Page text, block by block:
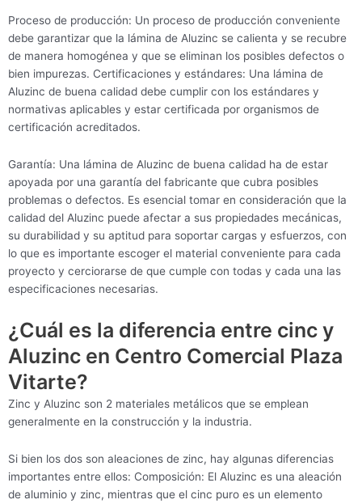
Proceso de producción: Un proceso de producción conveniente
debe garantizar que la lámina de Aluzinc se calienta y se recubre
de manera homogénea y que se eliminan los posibles defectos o
bien impurezas. Certificaciones y estándares: Una lámina de
Aluzinc de buena calidad debe cumplir con los estándares y
normativas aplicables y estar certificada por organismos de
certificación acreditados.
Garantía: Una lámina de Aluzinc de buena calidad ha de estar
apoyada por una garantía del fabricante que cubra posibles
problemas o defectos. Es esencial tomar en consideración que la
calidad del Aluzinc puede afectar a sus propiedades mecánicas,
su durabilidad y su aptitud para soportar cargas y esfuerzos, con
lo que es importante escoger el material conveniente para cada
proyecto y cerciorarse de que cumple con todas y cada una las
especificaciones necesarias.
¿Cuál es la diferencia entre cinc y
Aluzinc en Centro Comercial Plaza
Vitarte?
Zinc y Aluzinc son 2 materiales metálicos que se emplean
generalmente en la construcción y la industria.
Si bien los dos son aleaciones de zinc, hay algunas diferencias
importantes entre ellos: Composición: El Aluzinc es una aleación
de aluminio y zinc, mientras que el cinc puro es un elemento